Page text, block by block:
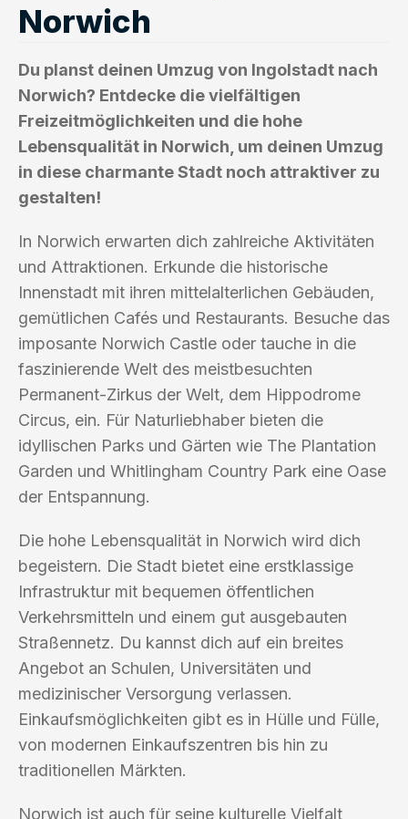
Norwich
Du planst deinen Umzug von Ingolstadt nach
Norwich? Entdecke die vielfältigen
Freizeitmöglichkeiten und die hohe
Lebensqualität in Norwich, um deinen Umzug
in diese charmante Stadt noch attraktiver zu
gestalten!
In Norwich erwarten dich zahlreiche Aktivitäten
und Attraktionen. Erkunde die historische
Innenstadt mit ihren mittelalterlichen Gebäuden,
gemütlichen Cafés und Restaurants. Besuche das
imposante Norwich Castle oder tauche in die
faszinierende Welt des meistbesuchten
Permanent-Zirkus der Welt, dem Hippodrome
Circus, ein. Für Naturliebhaber bieten die
idyllischen Parks und Gärten wie The Plantation
Garden und Whitlingham Country Park eine Oase
der Entspannung.
Die hohe Lebensqualität in Norwich wird dich
begeistern. Die Stadt bietet eine erstklassige
Infrastruktur mit bequemen öffentlichen
Verkehrsmitteln und einem gut ausgebauten
Straßennetz. Du kannst dich auf ein breites
Angebot an Schulen, Universitäten und
medizinischer Versorgung verlassen.
Einkaufsmöglichkeiten gibt es in Hülle und Fülle,
von modernen Einkaufszentren bis hin zu
traditionellen Märkten.
Norwich ist auch für seine kulturelle Vielfalt